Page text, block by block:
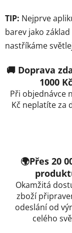
TIP: Nejprve
barev jako
nastříkáme
🚚 Doprava
1000 Kč
Při objednávce
Kč neplatíte za
🌍Přes 20
Okamžitá
zboží
odeslání od
celého